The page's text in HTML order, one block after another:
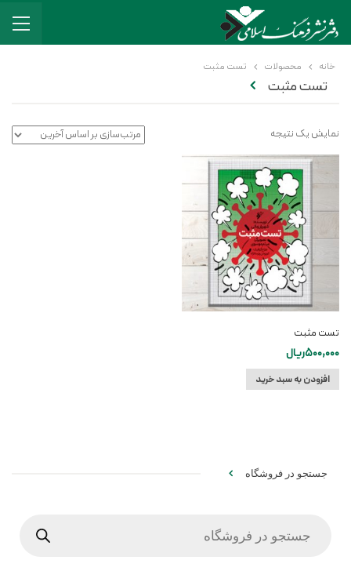
خانه محصولات تست مثبت
تست مثبت
نمایش یک نتیجه
تست مثبت
500,000ریال
افزودن به سبد خرید
جستجو در فروشگاه